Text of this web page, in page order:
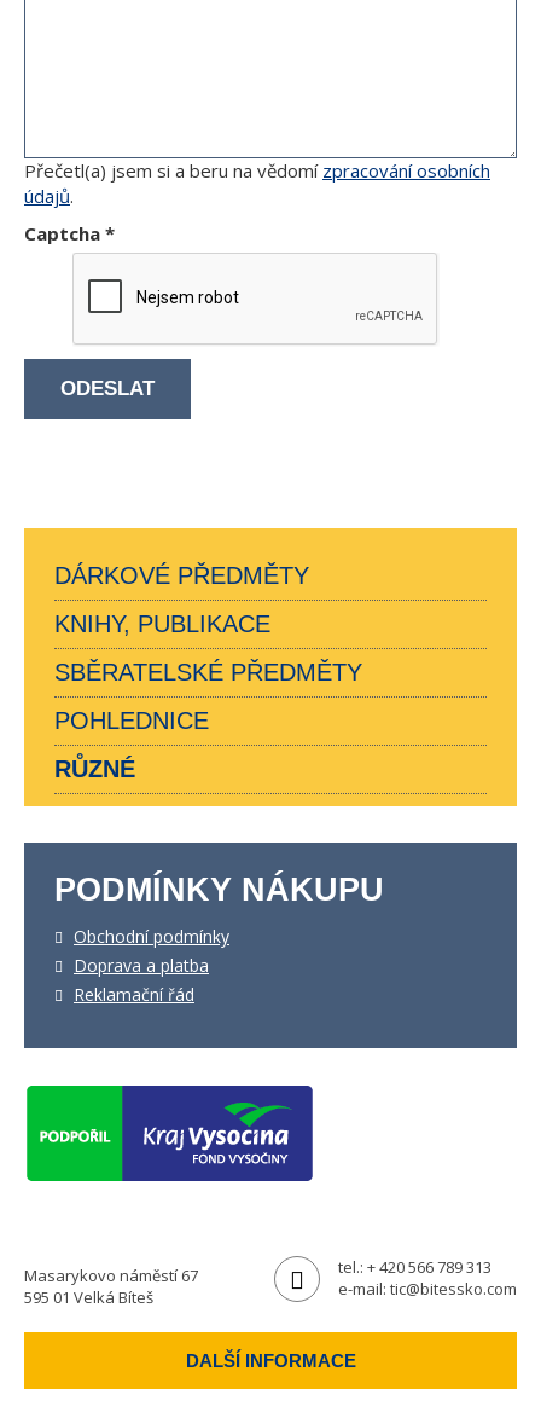
Přečetl(a) jsem si a beru na vědomí zpracování osobních
údajů.
Captcha *
ODESLAT
DÁRKOVÉ PŘEDMĚTY
KNIHY, PUBLIKACE
SBĚRATELSKÉ PŘEDMĚTY
POHLEDNICE
RŮZNÉ
PODMÍNKY NÁKUPU
Obchodní podmínky
Doprava a platba
Reklamační řád
Masarykovo náměstí 67
595 01 Velká Bíteš
tel.: + 420 566 789 313
e-mail: tic@bitessko.com
DALŠÍ INFORMACE